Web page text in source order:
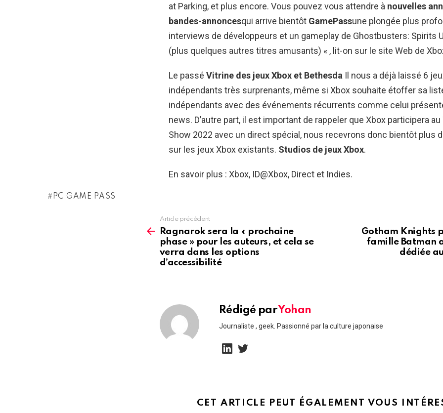
at Parking, et plus encore. Vous pouvez vous attendre à nouvelles
bandes-annoncesqui arrive bientôt GamePassune plongée plus
interviews de développeurs et un gameplay de Ghostbusters: Spirits
(plus quelques autres titres amusants) « , lit-on sur le site Web de
Le passé Vitrine des jeux Xbox et Bethesda Il nous a déjà laissé 6
indépendants très surprenants, même si Xbox souhaite étoffer sa
indépendants avec des événements récurrents comme celui
news. D’autre part, il est important de rappeler que Xbox participera au
Show 2022 avec un direct spécial, nous recevrons donc bientôt plus
sur les jeux Xbox existants. Studios de jeux Xbox.
En savoir plus : Xbox, ID@Xbox, Direct et Indies.
PC GAME PASS
more
Article précédent
Ragnarok sera la « prochaine
phase » pour les auteurs, et cela se
verra dans les options
d’accessibilité
Gotham Knights
famille Batman
dédiée
Rédigé parYohan
Journaliste , geek. Passionné par la culture japonaise
linkedin
CET ARTICLE PEUT ÉGALEMENT VOUS